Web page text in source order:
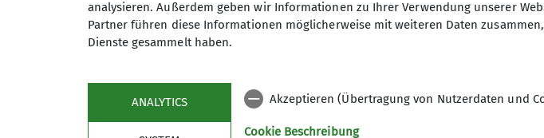
Maximale Teilnehmeranzahl 5
analysieren. Außerdem geben wir Informationen zu Ihrer Verwendung unserer
Partner führen diese Informationen möglicherweise mit weiteren Daten
Dienste gesammelt haben.
ANALYTICS Akzeptieren (Übertragung von Nutzerdaten und
Cookie Beschreibung